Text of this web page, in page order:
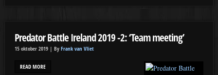
Predator Battle Ireland 2019 -2: ‘Team meeting’
15 oktober 2019 | By Frank van Vliet
READ MORE